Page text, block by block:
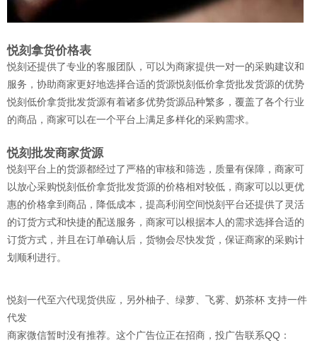
悦刻拿货价格表
悦刻还提供了专业的客服团队，可以为商家提供一对一的采购建议和
服务，协助商家更好地选择合适的货源悦刻低价拿货批发货源的优势
悦刻低价拿货批发货源有着诸多优势货源品种繁多，覆盖了各个行业
的商品，商家可以在一个平台上满足多样化的采购需求。
悦刻批发商家货源
悦刻平台上的货源都经过了严格的审核和筛选，质量有保障，商家可
以放心采购悦刻低价拿货批发货源的价格相对较低，商家可以以更优
惠的价格拿到商品，降低成本，提高利润空间悦刻平台还提供了灵活
的订货方式和快捷的配送服务，商家可以根据本人的需求选择合适的
订货方式，并且在订单确认后，货物会尽快发货，保证商家的采购计
划顺利进行。
悦刻一代至六代现货供应，另外柚子、绿萝、飞雾、奶茶杯 支持一件
代发
商家微信暂时没有推荐。这个广告位正在招商，投广告联系QQ：